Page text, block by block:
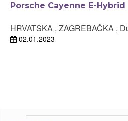
Porsche Cayenne E-
HRVATSKA , ZAGREBAČKA ,
02.01.2023